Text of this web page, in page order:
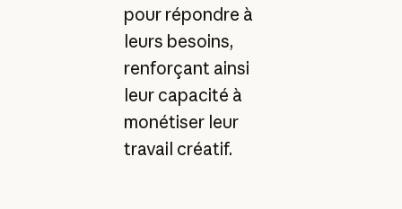
pour répondre à
leurs besoins,
renforçant ainsi
leur capacité à
monétiser leur
travail créatif.